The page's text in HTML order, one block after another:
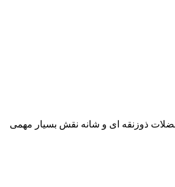
ذوزنقه ای و شانه نقش بسیار مهمی